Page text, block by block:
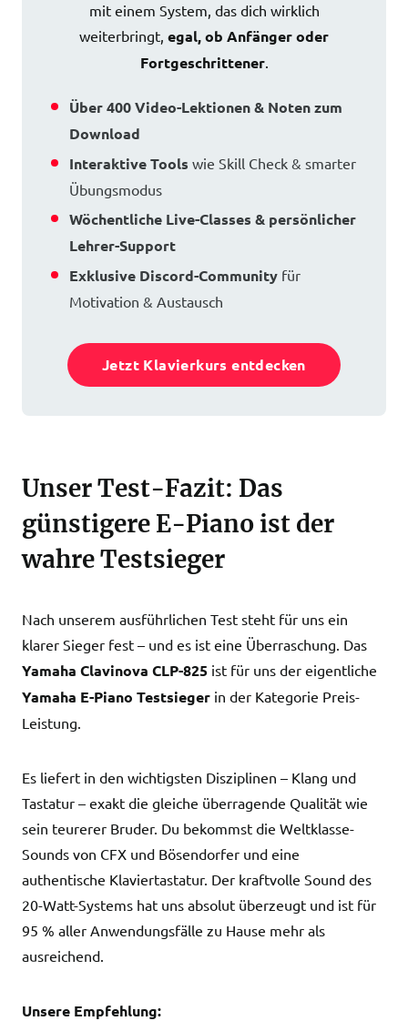
mit einem System, das dich wirklich
weiterbringt, egal, ob Anfänger oder
Fortgeschrittener.
Über 400 Video-Lektionen & Noten zum
Download
Interaktive Tools wie Skill Check & smarter
Übungsmodus
Wöchentliche Live-Classes & persönlicher
Lehrer-Support
Exklusive Discord-Community für
Motivation & Austausch
Jetzt Klavierkurs entdecken
Unser Test-Fazit: Das
günstigere E-Piano ist der
wahre Testsieger
Nach unserem ausführlichen Test steht für uns ein
klarer Sieger fest – und es ist eine Überraschung. Das
Yamaha Clavinova CLP-825 ist für uns der eigentliche
Yamaha E-Piano Testsieger in der Kategorie Preis-
Leistung.
Es liefert in den wichtigsten Disziplinen – Klang und
Tastatur – exakt die gleiche überragende Qualität wie
sein teurerer Bruder. Du bekommst die Weltklasse-
Sounds von CFX und Bösendorfer und eine
authentische Klaviertastatur. Der kraftvolle Sound des
20-Watt-Systems hat uns absolut überzeugt und ist für
95 % aller Anwendungsfälle zu Hause mehr als
ausreichend.
Unsere Empfehlung: